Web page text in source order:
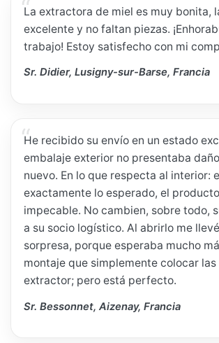
La extractora de miel es muy bonita,
excelente y no faltan piezas.
trabajo! Estoy satisfecho con mi
Sr. Didier, Lusigny-sur-Barse, Francia
He recibido su envío en un estado
embalaje exterior no presentaba
nuevo. En lo que respecta al interior:
exactamente lo esperado, el
impecable. No cambien, sobre todo,
a su socio logístico. Al abrirlo me
sorpresa, porque esperaba mucho
montaje que simplemente colocar
extractor; pero está perfecto.
Sr. Bessonnet, Aizenay, Francia